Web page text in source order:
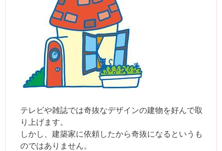
テレビや雑誌では奇抜なデザインの建物を好んで取
り上げます。
しかし、建築家に依頼したから奇抜になるというも
のではありません。